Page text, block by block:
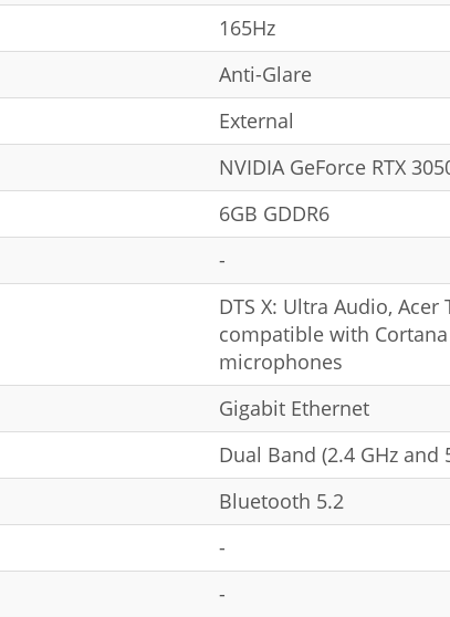
165Hz
Anti-Glare
Еxternal
NVIDIA GeForce RTX
6GB GDDR6
-
DTS X: Ultra Audio,
compatible with
microphones
Gigabit Ethernet
Dual Band (2.4 GHz
Bluetooth 5.2
-
-